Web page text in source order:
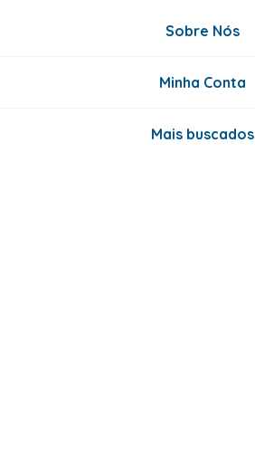
Sobre Nós
Minha Conta
Mais buscados